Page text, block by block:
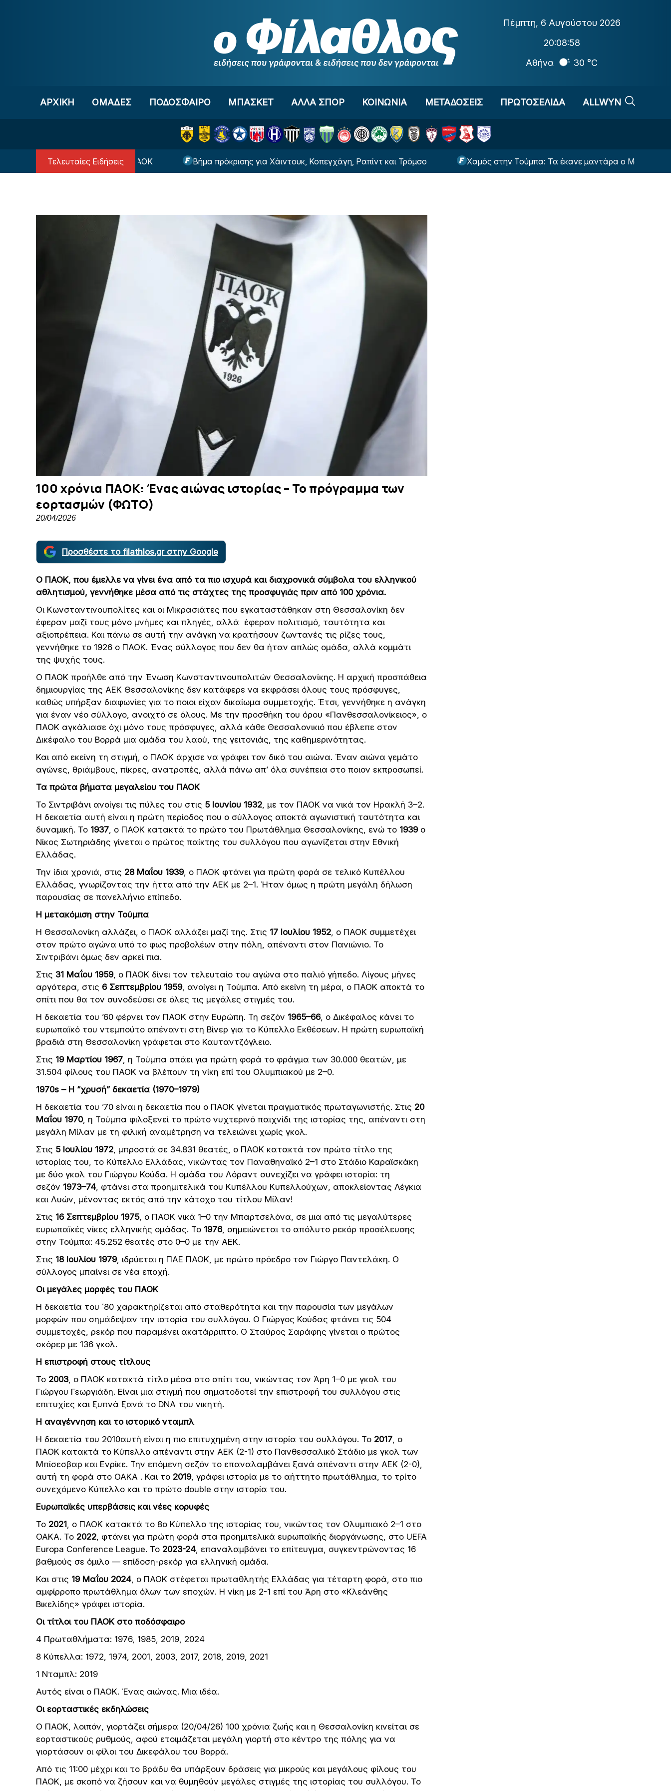
Πέμπτη, 6 Αυγούστου 2026
20:08:59
Αθήνα
30 °C
ΑΡΧΙΚΗ OΜΑΔΕΣ ΠΟΔΟΣΦΑΙΡΟ ΜΠΑΣΚΕΤ ΑΛΛΑ ΣΠΟΡ ΚΟΙΝΩΝΙΑ ΜΕΤΑΔΟΣΕΙΣ ΠΡΩΤΟΣΕΛΙΔΑ ALLWYN
Τελευταίες Ειδήσεις
από την Άντερλεχτ ο ΠΑΟΚ Βήμα πρόκρισης για Χάιντουκ, Κοπεγχάγη, Ραπίντ και Τρόμσο Χαμός στην Τούμπα: Τα έκανε μαντάρα ο Μουνουέρα - Χάνει
100 χρόνια ΠΑΟΚ: Ένας αιώνας ιστορίας – Το πρόγραμμα των
εορτασμών (ΦΩΤΟ)
20/04/2026
Προσθέστε το filathlos.gr στην Google
Ο ΠΑΟΚ, που έμελλε να γίνει ένα από τα πιο ισχυρά και διαχρονικά σύμβολα του ελληνικού
αθλητισμού, γεννήθηκε μέσα από τις στάχτες της προσφυγιάς πριν από 100 χρόνια.
Οι Κωνσταντινουπολίτες και οι Μικρασιάτες που εγκαταστάθηκαν στη Θεσσαλονίκη δεν
έφεραν μαζί τους μόνο μνήμες και πληγές, αλλά έφεραν πολιτισμό, ταυτότητα και
αξιοπρέπεια. Και πάνω σε αυτή την ανάγκη να κρατήσουν ζωντανές τις ρίζες τους,
γεννήθηκε το 1926 ο ΠΑΟΚ. Ένας σύλλογος που δεν θα ήταν απλώς ομάδα, αλλά κομμάτι
της ψυχής τους.
Ο ΠΑΟΚ προήλθε από την Ένωση Κωνσταντινουπολιτών Θεσσαλονίκης. Η αρχική προσπάθεια
δημιουργίας της ΑΕΚ Θεσσαλονίκης δεν κατάφερε να εκφράσει όλους τους πρόσφυγες,
καθώς υπήρξαν διαφωνίες για το ποιοι είχαν δικαίωμα συμμετοχής. Έτσι, γεννήθηκε η ανάγκη
για έναν νέο σύλλογο, ανοιχτό σε όλους. Με την προσθήκη του όρου «Πανθεσσαλονίκειος», ο
ΠΑΟΚ αγκάλιασε όχι μόνο τους πρόσφυγες, αλλά κάθε Θεσσαλονικιό που έβλεπε στον
Δικέφαλο του Βορρά μια ομάδα του λαού, της γειτονιάς, της καθημερινότητας.
Και από εκείνη τη στιγμή, ο ΠΑΟΚ άρχισε να γράφει τον δικό του αιώνα. Έναν αιώνα γεμάτο
αγώνες, θριάμβους, πίκρες, ανατροπές, αλλά πάνω απ’ όλα συνέπεια στο ποιον εκπροσωπεί.
Τα πρώτα βήματα μεγαλείου του ΠΑΟΚ
Το Σιντριβάνι ανοίγει τις πύλες του στις 5 Ιουνίου 1932 , με τον ΠΑΟΚ να νικά τον Ηρακλή 3–2.
Η δεκαετία αυτή είναι η πρώτη περίοδος που ο σύλλογος αποκτά αγωνιστική ταυτότητα και
δυναμική. Το 1937 , ο ΠΑΟΚ κατακτά το πρώτο του Πρωτάθλημα Θεσσαλονίκης, ενώ το 1939ο
Νίκος Σωτηριάδης γίνεται ο πρώτος παίκτης του συλλόγου που αγωνίζεται στην Εθνική
Ελλάδας.
Την ίδια χρονιά, στις 28 Μαΐου 1939, ο ΠΑΟΚ φτάνει για πρώτη φορά σε τελικό Κυπέλλου
Ελλάδας, γνωρίζοντας την ήττα από την ΑΕΚ με 2–1. Ήταν όμως η πρώτη μεγάλη δήλωση
παρουσίας σε πανελλήνιο επίπεδο.
Η μετακόμιση στην Τούμπα
Η Θεσσαλονίκη αλλάζει, ο ΠΑΟΚ αλλάζει μαζί της. Στις 17 Ιουλίου 1952 , ο ΠΑΟΚ συμμετέχει
στον πρώτο αγώνα υπό το φως προβολέων στην πόλη, απέναντι στον Πανιώνιο. Το
Σιντριβάνι όμως δεν αρκεί πια.
Στις 31 Μαΐου 1959, ο ΠΑΟΚ δίνει τον τελευταίο του αγώνα στο παλιό γήπεδο. Λίγους μήνες
αργότερα, στις 6 Σεπτεμβρίου 1959, ανοίγει η Τούμπα. Από εκείνη τη μέρα, ο ΠΑΟΚ αποκτά το
σπίτι που θα τον συνοδεύσει σε όλες τις μεγάλες στιγμές του.
Η δεκαετία του ’60 φέρνει τον ΠΑΟΚ στην Ευρώπη. Τη σεζόν 1965–66, ο Δικέφαλος κάνει το
ευρωπαϊκό του ντεμπούτο απέναντι στη Βίνερ για το Κύπελλο Εκθέσεων. Η πρώτη ευρωπαϊκή
βραδιά στη Θεσσαλονίκη γράφεται στο Καυταντζόγλειο.
Στις 19 Μαρτίου 1967 , η Τούμπα σπάει για πρώτη φορά το φράγμα των 30.000 θεατών, με
31.504 φίλους του ΠΑΟΚ να βλέπουν τη νίκη επί του Ολυμπιακού με 2–0.
1970s – Η “χρυσή” δεκαετία (1970–1979)
Η δεκαετία του ’70 είναι η δεκαετία που ο ΠΑΟΚ γίνεται πραγματικός πρωταγωνιστής. Στις 20
Μαΐου 1970, η Τούμπα φιλοξενεί το πρώτο νυχτερινό παιχνίδι της ιστορίας της, απέναντι στη
μεγάλη Μίλαν με τη φιλική αναμέτρηση να τελειώνει χωρίς γκολ.
Στις 5 Ιουλίου 1972 , μπροστά σε 34.831 θεατές, ο ΠΑΟΚ κατακτά τον πρώτο τίτλο της
ιστορίας του, το Κύπελλο Ελλάδας, νικώντας τον Παναθηναϊκό 2–1 στο Στάδιο Καραϊσκάκη
με δύο γκολ του Γιώργου Κούδα. Η ομάδα του Λόραντ συνεχίζει να γράφει ιστορία: τη
σεζόν 1973–74 , φτάνει στα προημιτελικά του Κυπέλλου Κυπελλούχων, αποκλείοντας Λέγκια
και Λυών, μένοντας εκτός από την κάτοχο του τίτλου Μίλαν!
Στις 16 Σεπτεμβρίου 1975, ο ΠΑΟΚ νικά 1–0 την Μπαρτσελόνα, σε μια από τις μεγαλύτερες
ευρωπαϊκές νίκες ελληνικής ομάδας. Το 1976, σημειώνεται το απόλυτο ρεκόρ προσέλευσης
στην Τούμπα: 45.252 θεατές στο 0–0 με την ΑΕΚ.
Στις 18 Ιουλίου 1979, ιδρύεται η ΠΑΕ ΠΑΟΚ, με πρώτο πρόεδρο τον Γιώργο Παντελάκη. Ο
σύλλογος μπαίνει σε νέα εποχή.
Οι μεγάλες μορφές του ΠΑΟΚ
Η δεκαετία του ΄80 χαρακτηρίζεται από σταθερότητα και την παρουσία των μεγάλων
μορφών που σημάδεψαν την ιστορία του συλλόγου. Ο Γιώργος Κούδας φτάνει τις 504
συμμετοχές, ρεκόρ που παραμένει ακατάρριπτο. Ο Σταύρος Σαράφης γίνεται ο πρώτος
σκόρερ με 136 γκολ.
Η επιστροφή στους τίτλους
Το 2003, ο ΠΑΟΚ κατακτά τίτλο μέσα στο σπίτι του, νικώντας τον Άρη 1–0 με γκολ του
Γιώργου Γεωργιάδη. Είναι μια στιγμή που σηματοδοτεί την επιστροφή του συλλόγου στις
επιτυχίες και ξυπνά ξανά το DNA του νικητή.
Η αναγέννηση και το ιστορικό νταμπλ
Η δεκαετία του 2010αυτή είναι η πιο επιτυχημένη στην ιστορία του συλλόγου. Το 2017 , ο
ΠΑΟΚ κατακτά το Κύπελλο απέναντι στην ΑΕΚ (2-1) στο Πανθεσσαλικό Στάδιο με γκολ των
Μπίσεσβαρ και Ενρίκε. Την επόμενη σεζόν το επαναλαμβάνει ξανά απέναντι στην ΑΕΚ (2-0),
αυτή τη φορά στο ΟΑΚΑ . Και το 2019, γράφει ιστορία με το αήττητο πρωτάθλημα, το τρίτο
συνεχόμενο Κύπελλο και το πρώτο double στην ιστορία του.
Ευρωπαϊκές υπερβάσεις και νέες κορυφές
Το 2021 , ο ΠΑΟΚ κατακτά το 8ο Κύπελλο της ιστορίας του, νικώντας τον Ολυμπιακό 2–1 στο
ΟΑΚΑ. Το 2022 , φτάνει για πρώτη φορά στα προημιτελικά ευρωπαϊκής διοργάνωσης, στο UEFA
Europa Conference League. Το 2023-24 , επαναλαμβάνει το επίτευγμα, συγκεντρώνοντας 16
βαθμούς σε όμιλο — επίδοση-ρεκόρ για ελληνική ομάδα.
Και στις 19 Μαΐου 2024 , ο ΠΑΟΚ στέφεται πρωταθλητής Ελλάδας για τέταρτη φορά, στο πιο
αμφίρροπο πρωτάθλημα όλων των εποχών. Η νίκη με 2-1 επί του Άρη στο «Κλεάνθης
Βικελίδης» γράφει ιστορία.
Οι τίτλοι του ΠΑΟΚ στο ποδόσφαιρο
4 Πρωταθλήματα: 1976, 1985, 2019, 2024
8 Κύπελλα: 1972, 1974, 2001, 2003, 2017, 2018, 2019, 2021
1 Νταμπλ: 2019
Αυτός είναι ο ΠΑΟΚ. Ένας αιώνας. Μια ιδέα.
Οι εορταστικές εκδηλώσεις
Ο ΠΑΟΚ, λοιπόν, γιορτάζει σήμερα (20/04/26) 100 χρόνια ζωής και η Θεσσαλονίκη κινείται σε
εορταστικούς ρυθμούς, αφού ετοιμάζεται μεγάλη γιορτή στο κέντρο της πόλης για να
γιορτάσουν οι φίλοι του Δικεφάλου του Βορρά.
Από τις 11:00 μέχρι και το βράδυ θα υπάρξουν δράσεις για μικρούς και μεγάλους φίλους του
ΠΑΟΚ, με σκοπό να ζήσουν και να θυμηθούν μεγάλες στιγμές της ιστορίας του συλλόγου. Το